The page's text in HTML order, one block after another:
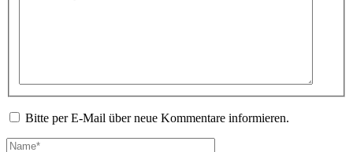
Bitte per E-Mail über neue Kommentare informieren.
Name*